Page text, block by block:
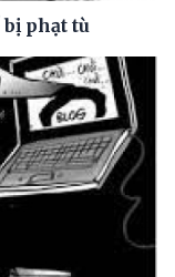
phạt tù